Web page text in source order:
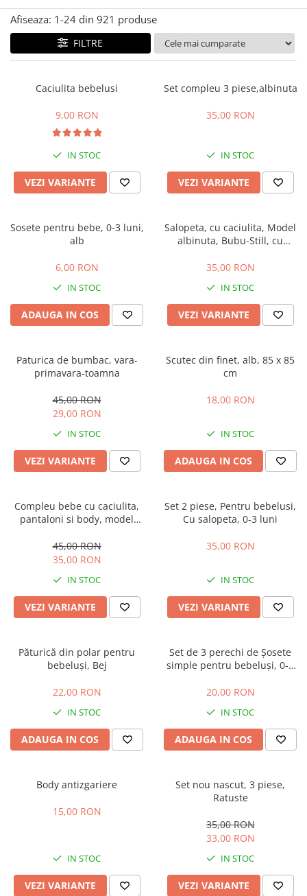
Bluze, pieptarase, mentite
Veste bebe
Rochite bebeluse
Ciorapi
Bluze si pulovere
Hainute bumbac organic
Bluze, pieptarase, mentite
Veste bebe
Ciorapi
Pantaloni de exterior
Hainute bumbac organic
Cos depozitare jucarii
Articole mamici
Jocuri educative si de societate
Jucarii tip Montessori
Masinute electrice
Mingii
Jucarii de nisip
Table de scris
Trotinete si biciclete
Carucioare papusi
Adidasi
Incaltaminte de panza
Afiseaza: 1-24 din 921 produse
FILTRE
Caciulita bebelusi
9,00 RON
IN STOC
VEZI VARIANTE
Set compleu 3 piese,albinuta
35,00 RON
IN STOC
VEZI VARIANTE
Sosete pentru bebe, 0-3 luni,
alb
6,00 RON
IN STOC
ADAUGA IN COS
Salopeta, cu caciulita, Model
albinuta, Bubu-Still, cu
35,00 RON
IN STOC
VEZI VARIANTE
Paturica de bumbac, vara-
primavara-toamna
45,00 RON
29,00 RON
IN STOC
VEZI VARIANTE
Scutec din finet, alb, 85 x 85
cm
18,00 RON
IN STOC
ADAUGA IN COS
Compleu bebe cu caciulita,
pantaloni si body, model
45,00 RON
35,00 RON
IN STOC
VEZI VARIANTE
Set 2 piese, Pentru bebelusi,
Cu salopeta, 0-3 luni
35,00 RON
IN STOC
VEZI VARIANTE
Păturică din polar pentru
bebeluși, Bej
22,00 RON
IN STOC
ADAUGA IN COS
Set de 3 perechi de Șosete
simple pentru bebeluși, 0-3
20,00 RON
IN STOC
ADAUGA IN COS
Body antizgariere
15,00 RON
IN STOC
VEZI VARIANTE
Set nou nascut, 3 piese,
Ratuste
35,00 RON
33,00 RON
IN STOC
VEZI VARIANTE